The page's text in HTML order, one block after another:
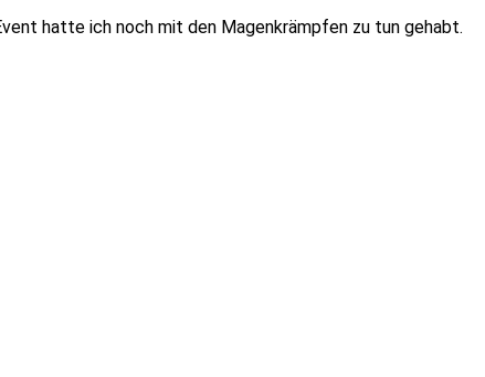
hatte ich noch mit den Magenkrämpfen zu tun gehabt.